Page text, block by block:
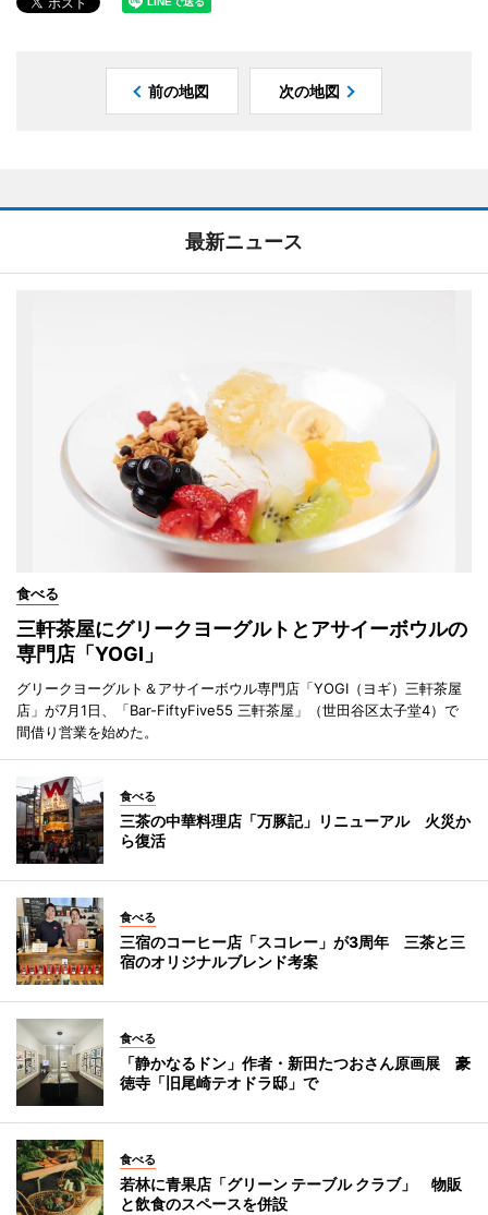
前の地図 次の地図
最新ニュース
食べる
三軒茶屋にグリークヨーグルトとアサイーボウルの
専門店「YOGI」
グリークヨーグルト＆アサイーボウル専門店「YOGI（ヨギ）三軒茶屋
店」が7月1日、「Bar-FiftyFive55 三軒茶屋」（世田谷区太子堂4）で
間借り営業を始めた。
食べる
三茶の中華料理店「万豚記」リニューアル 火災か
ら復活
食べる
三宿のコーヒー店「スコレー」が3周年 三茶と三
宿のオリジナルブレンド考案
食べる
「静かなるドン」作者・新田たつおさん原画展 豪
徳寺「旧尾崎テオドラ邸」で
食べる
若林に青果店「グリーン テーブル クラブ」 物販
と飲食のスペースを併設